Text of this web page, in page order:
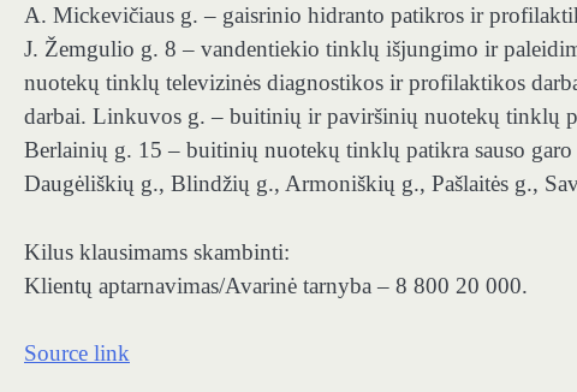
A. Mickevičiaus g. – gaisrinio hidranto patikros ir
J. Žemgulio g. 8 – vandentiekio tinklų išjungimo ir
nuotekų tinklų televizinės diagnostikos ir profilaktikos
darbai. Linkuvos g. – buitinių ir paviršinių nuotekų tinklų
Berlainių g. 15 – buitinių nuotekų tinklų patikra sauso
Daugėliškių g., Blindžių g., Armoniškių g., Pašlaitės g.,
Kilus klausimams skambinti:
Klientų aptarnavimas/Avarinė tarnyba – 8 800 20 000.
Source link